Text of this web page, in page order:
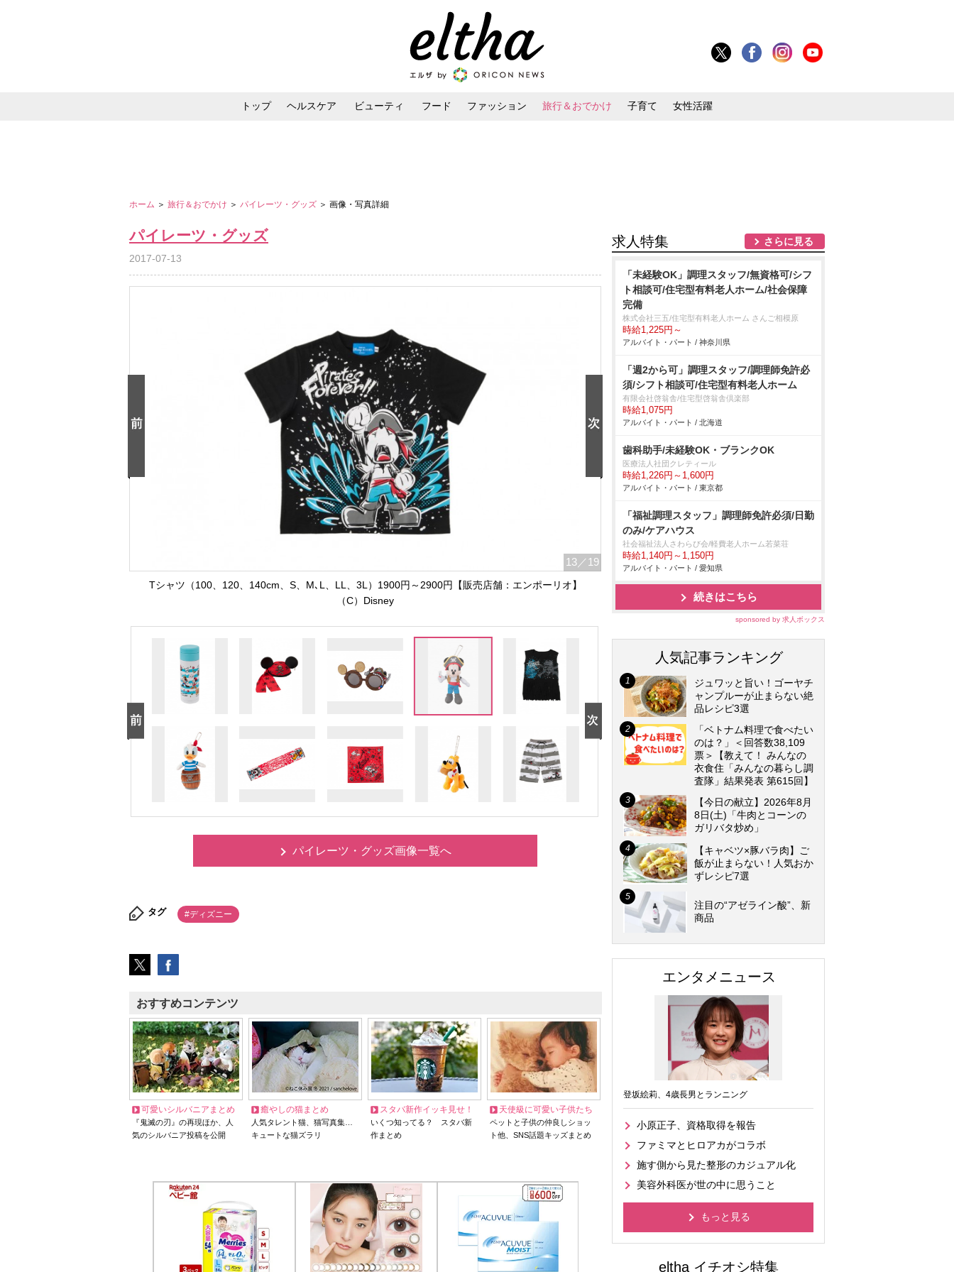
トップ ヘルスケア ビューティ フード ファッション 旅行＆おでかけ 子育て 女性活躍
ホーム ＞ 旅行＆おでかけ ＞ パイレーツ・グッズ ＞ 画像・写真詳細
パイレーツ・グッズ
2017-07-13
13 ／19
Tシャツ（100、120、140cm、S、M､L、LL、3L）1900円～2900円【販売店舗：エンポーリオ】
（C）Disney
パイレーツ・グッズ画像一覧へ
タグ #ディズニー
おすすめコンテンツ
可愛いシルバニアまとめ
『鬼滅の刃』の再現ほか、人
気のシルバニア投稿を公開
癒やしの猫まとめ
人気タレント猫、猫写真集…
キュートな猫ズラリ
スタバ新作イッキ見せ！
いくつ知ってる？ スタバ新
作まとめ
天使級に可愛い子供たち
ペットと子供の仲良しショッ
ト他、SNS話題キッズまとめ
求人特集 さらに見る
「未経験OK」調理スタッフ/無資格可/シフ
ト相談可/住宅型有料老人ホーム/社会保障
完備
株式会社三五/住宅型有料老人ホーム さんご相模原
時給1,225円～
アルバイト・パート / 神奈川県
「週2から可」調理スタッフ/調理師免許必
須/シフト相談可/住宅型有料老人ホーム
有限会社啓翁舎/住宅型啓翁舎倶楽部
時給1,075円
アルバイト・パート / 北海道
歯科助手/未経験OK・ブランクOK
医療法人社団クレティール
時給1,226円～1,600円
アルバイト・パート / 東京都
「福祉調理スタッフ」調理師免許必須/日勤
のみ/ケアハウス
社会福祉法人さわらび会/軽費老人ホーム若菜荘
時給1,140円～1,150円
アルバイト・パート / 愛知県
続きはこちら
sponsored by 求人ボックス
人気記事ランキング
ジュワッと旨い！ゴーヤチ
ャンプルーが止まらない絶
品レシピ3選
「ベトナム料理で食べたい
のは？」＜回答数38,109
票＞【教えて！ みんなの
衣食住「みんなの暮らし調
査隊」結果発表 第615回】
【今日の献立】2026年8月
8日(土)「牛肉とコーンの
ガリバタ炒め」
【キャベツ×豚バラ肉】ご
飯が止まらない！人気おか
ずレシピ7選
注目の“アゼライン酸”、新
商品
エンタメニュース
登坂絵莉、4歳長男とランニング
小原正子、資格取得を報告
ファミマとヒロアカがコラボ
施す側から見た整形のカジュアル化
美容外科医が世の中に思うこと
もっと見る